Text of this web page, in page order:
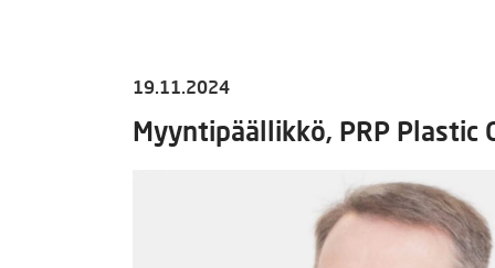
19.11.2024
Myyntipäällikkö, PRP Plastic